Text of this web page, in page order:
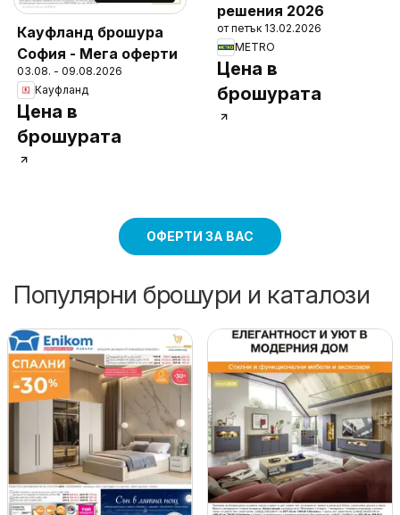
Кауфланд брошура
София - Мега оферти
03.08. - 09.08.2026
Кауфланд
Цена в
брошурата
решения 2026
от петък 13.02.2026
METRO
Цена в
брошурата
ОФЕРТИ ЗА ВАС
Популярни брошури и каталози